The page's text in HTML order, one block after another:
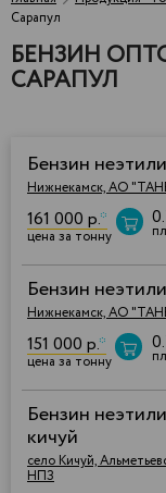
Сарапул
БЕНЗИН
САРАПУЛ
Бензин
Нижнекамск, АО
161 000 р.*
цена за тонну
Бензин
Нижнекамск, АО
151 000 р.*
цена за тонну
Бензин
кичуй
село Кичуй,
НПЗ